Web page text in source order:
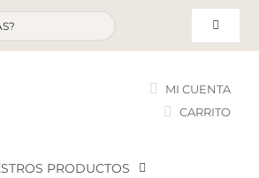
Toggle
MI CUENTA
CARRITO
PRODUCTOS